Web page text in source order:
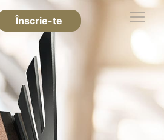
Înscrie-te